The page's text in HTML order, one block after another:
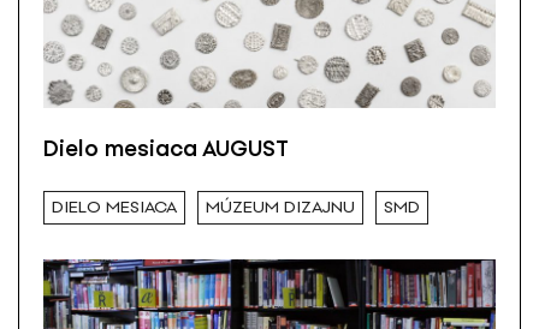
Dielo mesiaca AUGUST
DIELO MESIACA MÚZEUM DIZAJNU SMD